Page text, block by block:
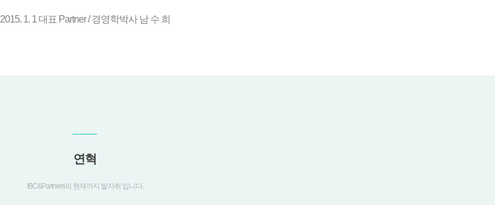
2015. 1. 1 대표 Partner / 경영학박사 남 수 희
연혁
IBC&Partners의 현재까지 발자취 입니다.